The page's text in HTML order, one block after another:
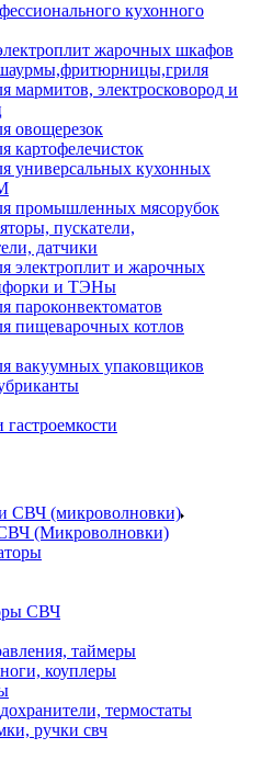
кухонного
жарочных шкафов
мармитов, электросковород и
овощерезок
картофелечисток
универсальных кухонных
промышленных мясорубок
пускатели,
датчики
электроплит и жарочных
и ТЭНы
пароконвектоматов
пищеварочных котлов
вакуумных упаковщиков
СВЧ (микроволновки)
(Микроволновки)
СВЧ
таймеры
коуплеры
термостаты
ручки свч